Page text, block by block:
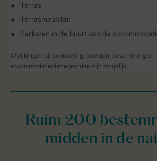
Terras
Terrasmeubilair
Parkeren in de buurt van de
Afwijkingen bij de indeling, beelden, beschrijving en
accommodatieplattegronden zijn mogelijk.
Ruim 200
midden in de